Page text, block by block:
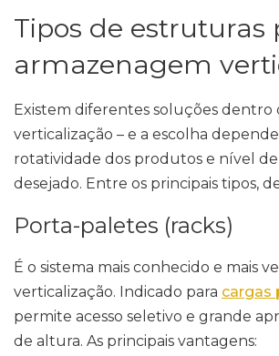
Tipos de estruturas
armazenagem
Existem diferentes soluções dentro
verticalização – e a escolha
rotatividade dos produtos e nível
desejado. Entre os principais tipos,
Porta-paletes (racks)
É o sistema mais conhecido e mais
verticalização. Indicado para cargas
permite acesso seletivo e grande
de altura. As principais vantagens: